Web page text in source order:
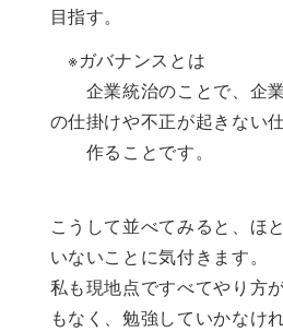
目指す。
※ガバナンスとは
企業統治のことで、企
の仕掛けや不正が起きない
作ることです。
こうして並べてみると、ほ
いないことに気付きます。
私も現地点ですべてやり方
もなく、勉強していかなけ